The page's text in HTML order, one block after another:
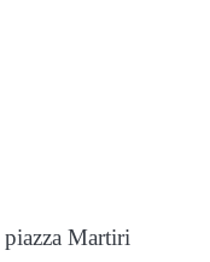
Martiri